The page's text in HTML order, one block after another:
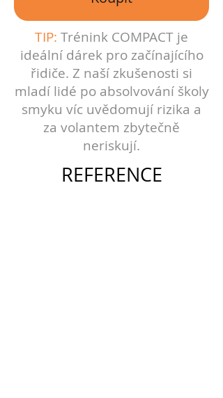
TIP: Trénink COMPACT je
ideální dárek pro začínajícího
řidiče. Z naší zkušenosti si
mladí lidé po absolvování školy
smyku víc uvědomují rizika a
za volantem zbytečně
neriskují.
REFERENCE